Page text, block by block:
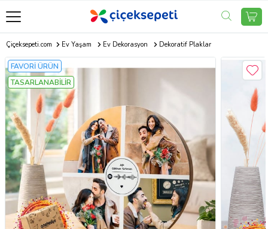
Çiçeksepeti.com Ev Yaşam Ev Dekorasyon Dekoratif Plaklar
FAVORİ ÜRÜN
TASARLANABİLİR